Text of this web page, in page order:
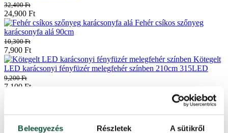
Beleegyezés Részletek A sütikről
32,400Ft
24,900 Ft
Fehér csíkos szőnyeg
karácsonyfa alá 90cm
10,300Ft
7,900 Ft
Kötegelt
LED karácsonyi fényfüzér melegfehér színben 210cm 315LED
9,200Ft
7,100 Ft
Illatpálca fára - O Christmas Tree
6,900Ft
Kecses